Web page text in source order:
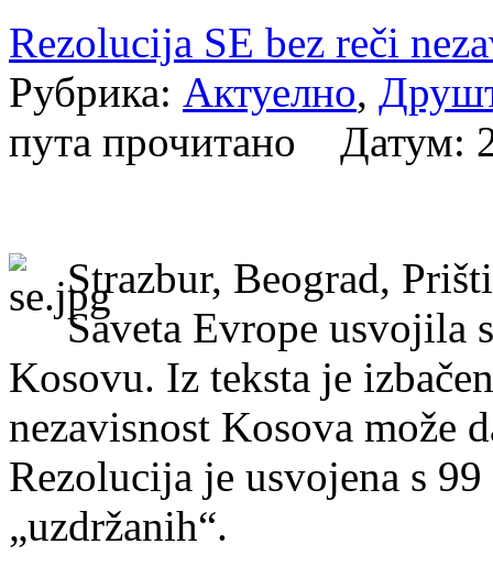
Rezolucija SE bez reči
Рубрика: Актуелно,
пута прочитано Датум:
Strazbur, Beograd,
Saveta Evrope usvojila
Kosovu. Iz teksta je
nezavisnost Kosova može
Rezolucija je usvojena s
„uzdržanih“.